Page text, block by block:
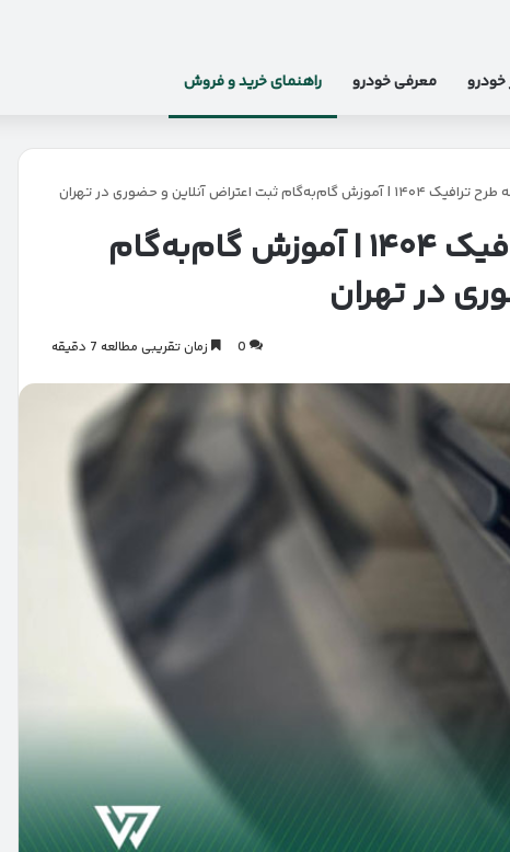
معرفی خودرو راهنمای خرید و فروش
ثبت اعتراض آنلاین و حضوری در تهران
اعتراض به جریمه طرح ترافیک ۱۴۰۴ | آموزش گام‌به‌گام
در تهران
0 زمان تقریبی مطالعه 7 دقیقه